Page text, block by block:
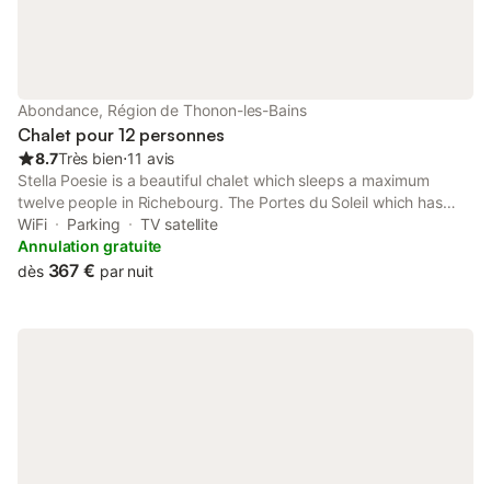
Abondance, Région de Thonon-les-Bains
Chalet pour 12 personnes
8.7Très bien⋅11 avis
Stella Poesie is a beautiful chalet which sleeps a maximum
twelve people in Richebourg. The Portes du Soleil which has
650 km of piste and incorporates 14 resorts including Chatel,
Morgins, Les Gets, Torgon, Champery, Morzine and Avoriaz. It is
a gift to down hill skiers and snowboarders alike from beginners
WiFi Parking
TV satellite
Annulation gratuite
dès 367 € par nuit